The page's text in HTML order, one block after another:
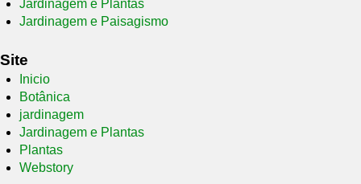
Jardinagem e Plantas
Jardinagem e Paisagismo
Site
Inicio
Botânica
jardinagem
Jardinagem e Plantas
Plantas
Webstory